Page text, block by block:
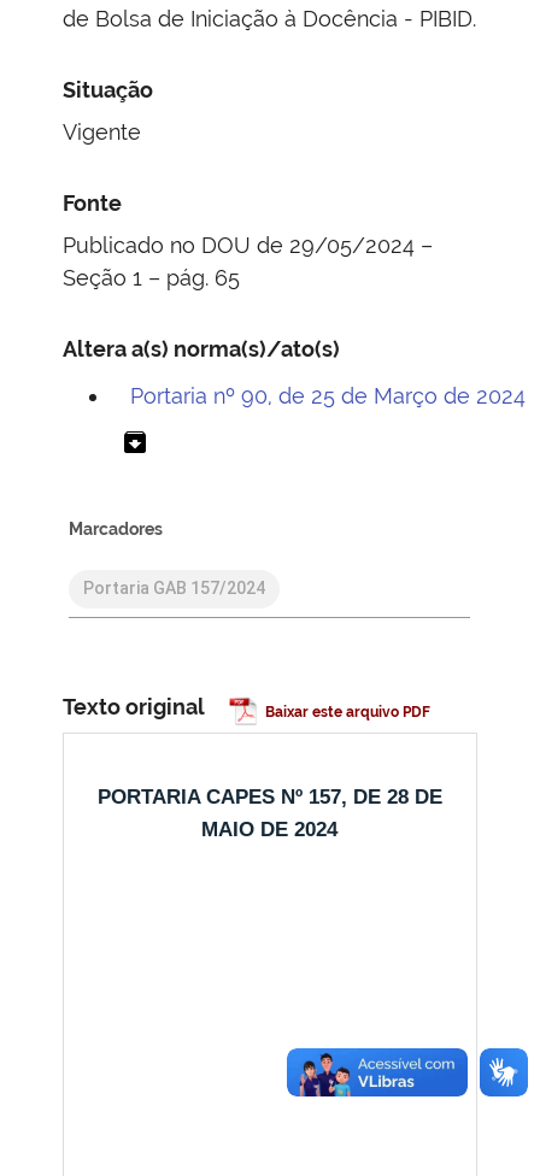
de Bolsa de Iniciação à Docência - PIBID.
Situação
Vigente
Fonte
Publicado no DOU de 29/05/2024 –
Seção 1 – pág. 65
Altera a(s) norma(s)/ato(s)
Portaria nº 90, de 25 de Março de 2024
archive
Marcadores
Portaria GAB 157/2024
Texto original Baixar este arquivo PDF
PORTARIA CAPES Nº 157, DE 28 DE
MAIO DE 2024